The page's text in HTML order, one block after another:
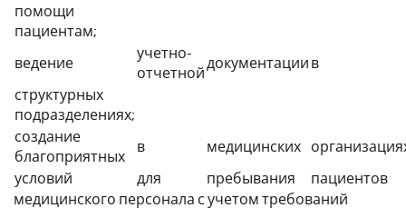
помощи
пациентам;
ведение
учетно-
отчетной
документации в
структурных
подразделениях;
создание
благоприятных
в медицинских
условий для пребывания
пациентов
медицинского персонала с учетом требований